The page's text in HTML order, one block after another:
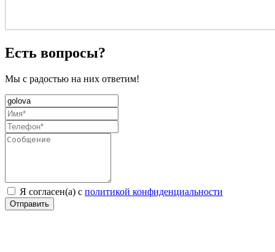
Есть вопросы?
Мы с радостью на них ответим!
Я согласен(а) с политикой конфиденциальности
Отправить